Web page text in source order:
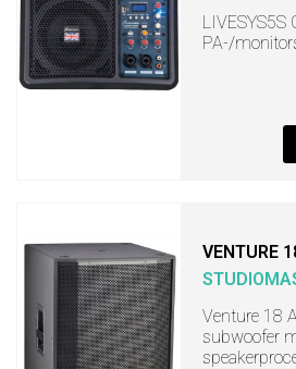
LIVESYS5S
PA-/
VENTURE
Venture 18
subwoofer